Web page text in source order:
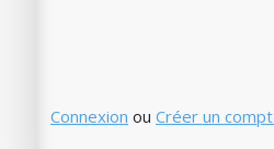
Connexion ou Créer un